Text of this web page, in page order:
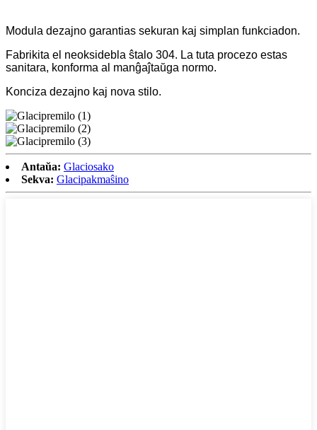
Modula dezajno garantias sekuran kaj simplan funkciadon.
Fabrikita el neoksidebla ŝtalo 304. La tuta procezo estas
sanitara, konforma al manĝaĵtaŭga normo.
Konciza dezajno kaj nova stilo.
Antaŭa: Glaciosako
Sekva: Glacipakmaŝino